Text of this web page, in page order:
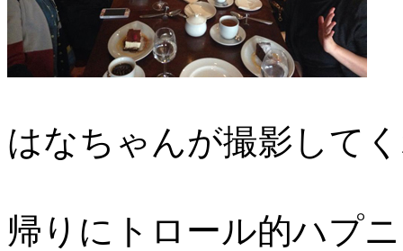
はなちゃんが撮影して
帰りにトロール的ハプ